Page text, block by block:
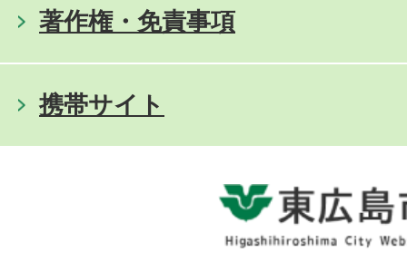
著作権・免責事項
携帯サイト